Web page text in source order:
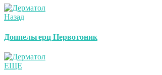
Назад
Доппельгерц Нервотоник
ЕЩЕ